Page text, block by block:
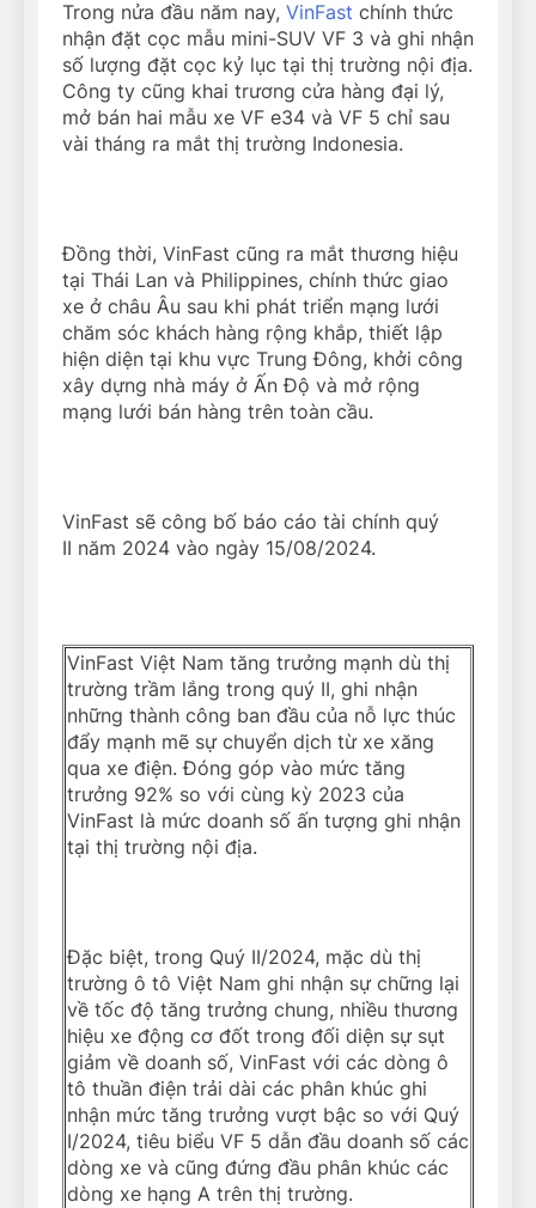
Trong nửa đầu năm nay, VinFast chính thức
nhận đặt cọc mẫu mini-SUV VF 3 và ghi nhận
số lượng đặt cọc kỷ lục tại thị trường nội địa.
Công ty cũng khai trương cửa hàng đại lý,
mở bán hai mẫu xe VF e34 và VF 5 chỉ sau
vài tháng ra mắt thị trường Indonesia.
Đồng thời, VinFast cũng ra mắt thương hiệu
tại Thái Lan và Philippines, chính thức giao
xe ở châu Âu sau khi phát triển mạng lưới
chăm sóc khách hàng rộng khắp, thiết lập
hiện diện tại khu vực Trung Đông, khởi công
xây dựng nhà máy ở Ấn Độ và mở rộng
mạng lưới bán hàng trên toàn cầu.
VinFast sẽ công bố báo cáo tài chính quý
II năm 2024 vào ngày 15/08/2024.
VinFast Việt Nam tăng trưởng mạnh dù thị
trường trầm lắng trong quý II, ghi nhận
những thành công ban đầu của nỗ lực thúc
đẩy mạnh mẽ sự chuyển dịch từ xe xăng
qua xe điện. Đóng góp vào mức tăng
trưởng 92% so với cùng kỳ 2023 của
VinFast là mức doanh số ấn tượng ghi nhận
tại thị trường nội địa.
Đặc biệt, trong Quý II/2024, mặc dù thị
trường ô tô Việt Nam ghi nhận sự chững lại
về tốc độ tăng trưởng chung, nhiều thương
hiệu xe động cơ đốt trong đối diện sự sụt
giảm về doanh số, VinFast với các dòng ô
tô thuần điện trải dài các phân khúc ghi
nhận mức tăng trưởng vượt bậc so với Quý
I/2024, tiêu biểu VF 5 dẫn đầu doanh số các
dòng xe và cũng đứng đầu phân khúc các
dòng xe hạng A trên thị trường.